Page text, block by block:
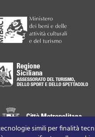
simili per finalità